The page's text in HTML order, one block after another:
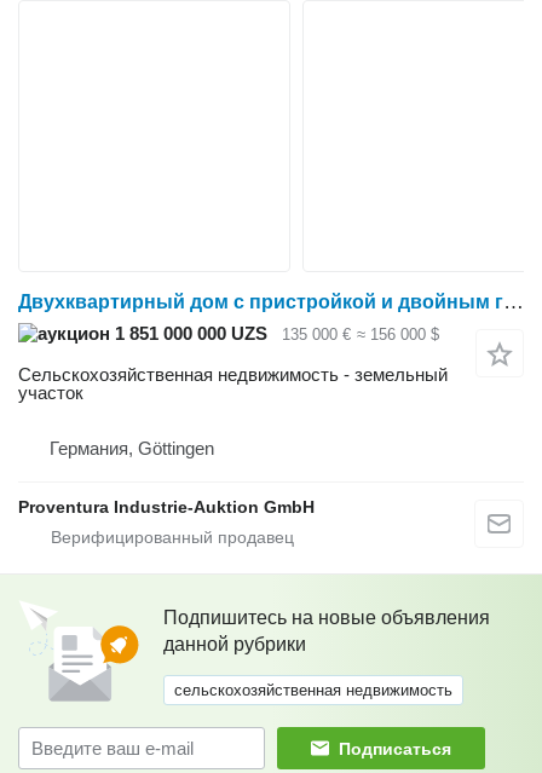
Двухквартирный дом с пристройкой и двойным гаражом, 37627 Архольцен
1 851 000 000 UZS 135 000 € ≈ 156 000 $
Сельскохозяйственная недвижимость - земельный
участок
Германия, Göttingen
Proventura Industrie-Auktion GmbH
Подпишитесь на новые объявления
данной рубрики
сельскохозяйственная недвижимость
Подписаться